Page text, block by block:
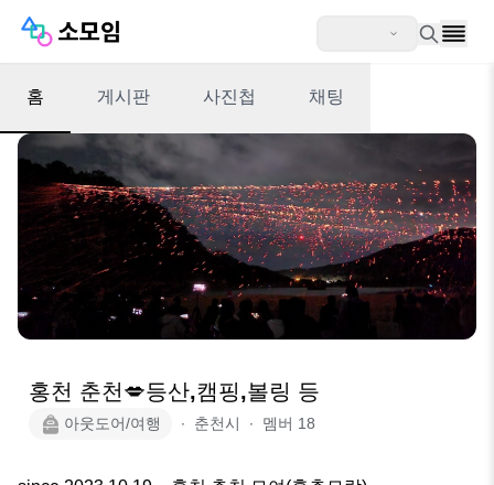
홈 게시판 사진첩 채팅
홍천 춘천💋등산,캠핑,볼링 등
아웃도어/여행 ∙ 춘천시 ∙ 멤버 18